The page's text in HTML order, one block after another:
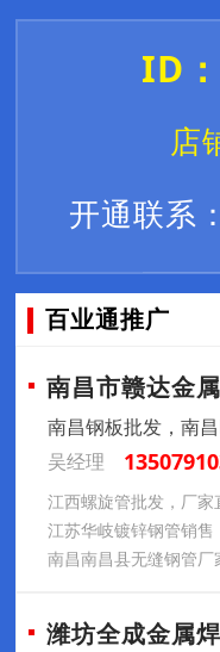
ID
店
开通联系：
百业通推广
南昌市赣达金
南昌钢板批发，南
吴经理
江西螺旋管批发，厂
江苏华岐镀锌钢管销
南昌南昌县无缝钢管
潍坊全成金属